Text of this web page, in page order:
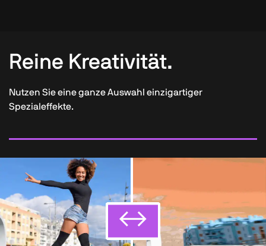
Reine Kreativität.
Nutzen Sie eine ganze Auswahl einzigartiger
Spezialeffekte.
↔
↔
↔
↔